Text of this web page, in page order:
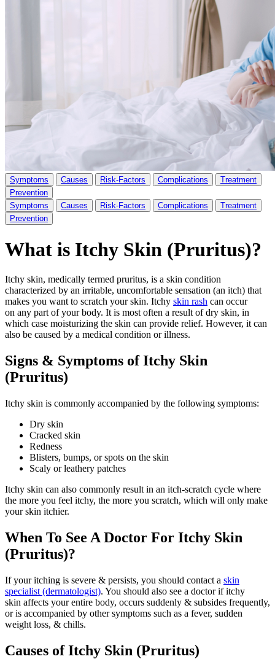
Symptoms Causes Risk-Factors Complications
Treatment
Prevention
Symptoms
Causes Risk-Factors Complications
Treatment
Prevention
What is Itchy Skin (Pruritus)?
Itchy skin, medically termed pruritus, is a skin condition
characterized by an irritable, uncomfortable sensation (an itch) that
makes you want to scratch your skin. Itchy skin rash can occur
on any part of your body. It is most often a result of dry skin, in
which case moisturizing the skin can provide relief. However, it can
also be caused by a medical condition or illness.
Signs & Symptoms of Itchy Skin
(Pruritus)
Itchy skin is commonly accompanied by the following symptoms:
Dry skin
Cracked skin
Redness
Blisters, bumps, or spots on the skin
Scaly or leathery patches
Itchy skin can also commonly result in an itch-scratch cycle where
the more you feel itchy, the more you scratch, which will only make
your skin itchier.
When To See A Doctor For Itchy Skin
(Pruritus)?
If your itching is severe & persists, you should contact a skin
specialist (dermatologist). You should also see a doctor if itchy
skin affects your entire body, occurs suddenly & subsides frequently,
or is accompanied by other symptoms such as a fever, sudden
weight loss, & chills.
Causes of Itchy Skin (Pruritus)